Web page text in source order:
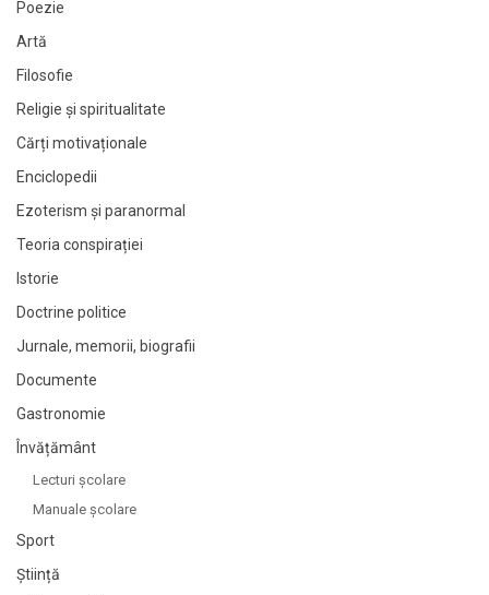
Poezie
Artă
Filosofie
Religie și spiritualitate
Cărți motivaționale
Enciclopedii
Ezoterism și paranormal
Teoria conspirației
Istorie
Doctrine politice
Jurnale, memorii, biografii
Documente
Gastronomie
Învățământ
Lecturi şcolare
Manuale şcolare
Sport
Știință